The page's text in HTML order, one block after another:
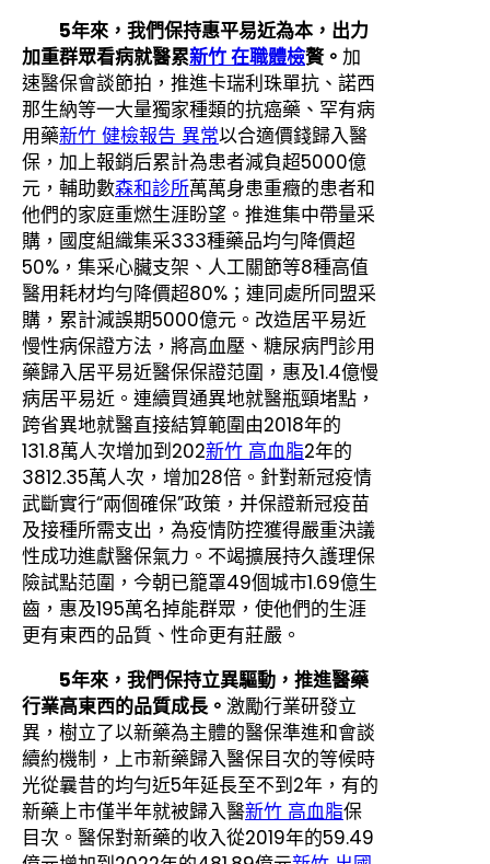
5年來，我們保持惠平易近為本，出力
加重群眾看病就醫累新竹 在職體檢贅。 加
速醫保會談節拍，推進卡瑞利珠單抗、諾西
那生納等一大量獨家種類的抗癌藥、罕有病
用藥新竹 健檢報告 異常以合適價錢歸入醫
保，加上報銷后累計為患者減負超5000億
元，輔助數森和診所萬萬身患重癥的患者和
他們的家庭重燃生涯盼望。推進集中帶量采
購，國度組織集采333種藥品均勻降價超
50%，集采心臟支架、人工關節等8種高值
醫用耗材均勻降價超80%；連同處所同盟采
購，累計減誤期5000億元。改造居平易近
慢性病保證方法，將高血壓、糖尿病門診用
藥歸入居平易近醫保保證范圍，惠及1.4億慢
病居平易近。連續買通異地就醫瓶頸堵點，
跨省異地就醫直接結算範圍由2018年的
131.8萬人次增加到202新竹 高血脂2年的
3812.35萬人次，增加28倍。針對新冠疫情
武斷實行“兩個確保”政策，并保證新冠疫苗
及接種所需支出，為疫情防控獲得嚴重決議
性成功進獻醫保氣力。不竭擴展持久護理保
險試點范圍，今朝已籠罩49個城市1.69億生
齒，惠及195萬名掉能群眾，使他們的生涯
更有東西的品質、性命更有莊嚴。
5年來，我們保持立異驅動，推進醫藥
行業高東西的品質成長。 激勵行業研發立
異，樹立了以新藥為主體的醫保準進和會談
續約機制，上市新藥歸入醫保目次的等候時
光從曩昔的均勻近5年延長至不到2年，有的
新藥上市僅半年就被歸入醫新竹 高血脂保
目次。醫保對新藥的收入從2019年的59.49